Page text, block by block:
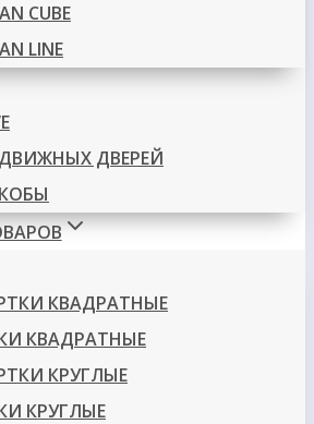
CUBE
LINE
ДВЕРЕЙ
КВАДРАТНЫЕ
КВАДРАТНЫЕ
КРУГЛЫЕ
КРУГЛЫЕ